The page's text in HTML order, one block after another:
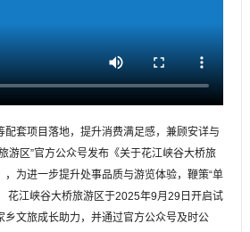
配套项目落地，提升消费满足感，兼顾安详与
游区”官方公众号发布《关于花江峡谷大桥旅
为进一步提升处事品质与游览体验，鞭策“单
花江峡谷大桥旅游区于2025年9月29日开启试
乡文旅成长助力，并通过官方公众号及时公